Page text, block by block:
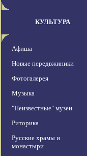
КУЛЬТУРА
Афиша
Новые передвжиники
Фотогалерея
Музыка
"Неизвестные" музеи
Риторика
Русские храмы и
монастыри